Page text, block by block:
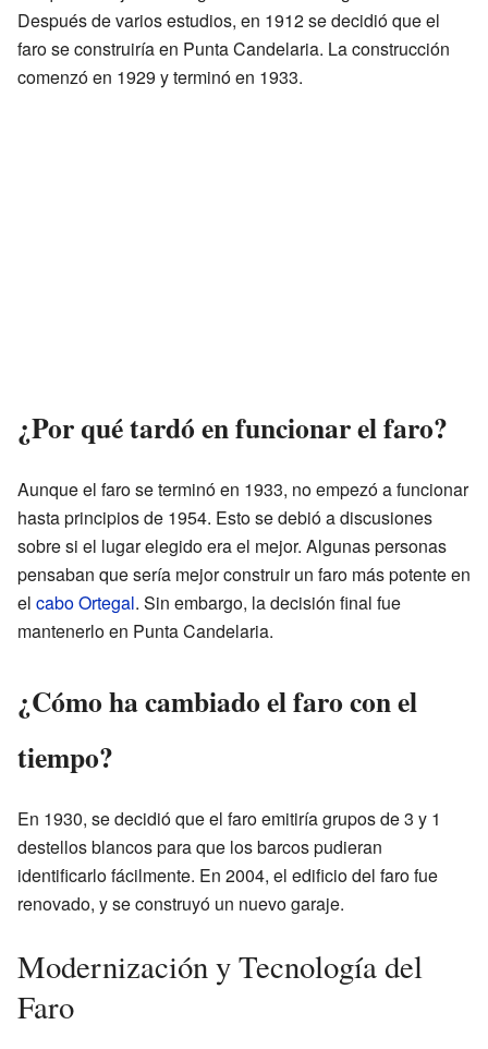
Después de varios estudios, en 1912 se decidió que el
faro se construiría en Punta Candelaria. La construcción
comenzó en 1929 y terminó en 1933.
¿Por qué tardó en funcionar el faro?
Aunque el faro se terminó en 1933, no empezó a funcionar
hasta principios de 1954. Esto se debió a discusiones
sobre si el lugar elegido era el mejor. Algunas personas
pensaban que sería mejor construir un faro más potente en
el cabo Ortegal. Sin embargo, la decisión final fue
mantenerlo en Punta Candelaria.
¿Cómo ha cambiado el faro con el
tiempo?
En 1930, se decidió que el faro emitiría grupos de 3 y 1
destellos blancos para que los barcos pudieran
identificarlo fácilmente. En 2004, el edificio del faro fue
renovado, y se construyó un nuevo garaje.
Modernización y Tecnología del
Faro